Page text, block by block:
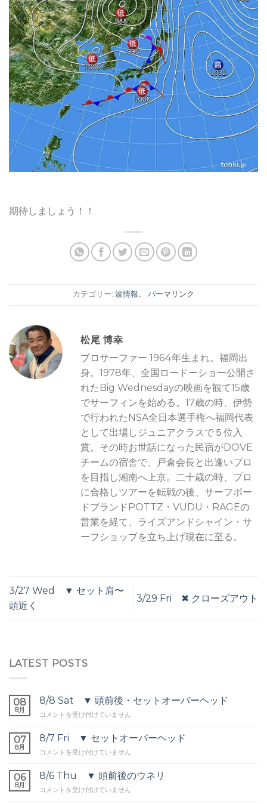
期待しましょう！！
カテゴリー: 波情報。 パーマリンク
松尾 博幸
プロサーファー 1964年生まれ。福岡出
身。1978年、全国ロードーショー公開さ
れたBig Wednesdayの映画を観て15歳
でサーフィンを始める。17歳の時、伊勢
で行われたNSA全日本選手権へ福岡代表
として出場しジュニアクラスで５位入
賞。その時お世話になった民宿がDOVE
チームの宿舎で、戸倉会長と出逢いプロ
を目指し湘南へ上京。二十歳の時、プロ
に合格しツアーを転戦の後、サーフボー
ドブランドPOTTZ・VUDU・RAGEの
営業を経て、ライズアンドシャイン・サ
ーフショップを立ち上げ現在に至る。
3/27 Wed ▼ セット肩〜
頭近く
3/29 Fri ✖︎ クローズアウト
LATEST POSTS
08
8月
8/8 Sat ▼ 頭前後・セットオーバーヘッド
8/8
▼
頭
前
セ
ト
コメントを受け付けていません
07
8月
8/7 Fri ▼ セットオーバーヘッド
8/7
▼
セ
ッ
コメントを受け付けていません
06
8月
8/6 Thu ▼ 頭前後のウネリ
8/6
コメントを受け付けていません